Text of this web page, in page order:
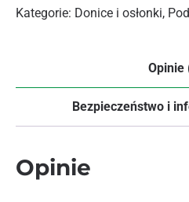
Kategorie: Donice i osłonki,
Opinie
Bezpieczeństwo i
Opinie